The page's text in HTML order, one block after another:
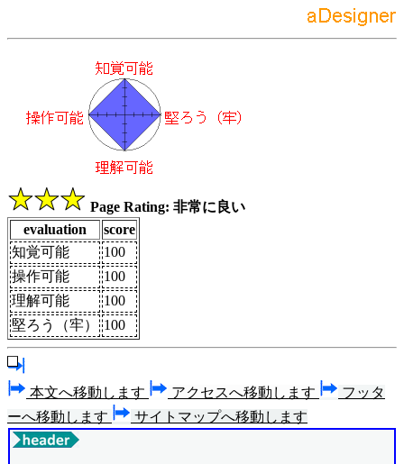
Page Rating: 非常に良い
evaluation
score
知覚可能
100
操作可能
100
理解可能
100
堅ろう（牢）
100
本文へ移動します アクセスへ移動します
フッタ
ーへ移動します
サイトマップへ移動します